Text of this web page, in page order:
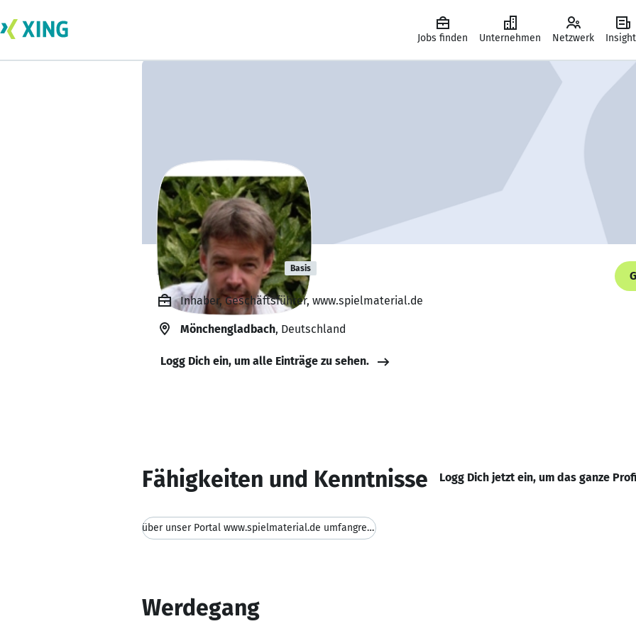
Jobs finden Unternehmen Netzwerk
Harald Mücke Basis
Inhaber, Geschäftsführer, www.spielmaterial.de
Mönchengladbach, Deutschland
Logg Dich ein, um alle Einträge zu sehen.
Fähigkeiten und Kenntnisse Logg Dich jetzt ein, um das ganze
über unser Portal www.spielmaterial.de umfangreich
Werdegang